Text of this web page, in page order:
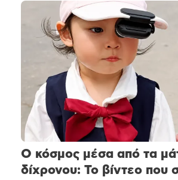
Ο κόσμος μέσα από τα
δίχρονου: Το βίντεο που